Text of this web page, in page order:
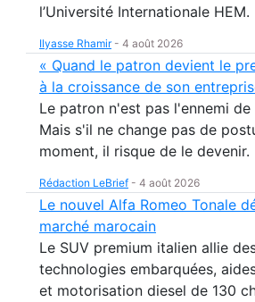
l’Université Internationale HEM.
Ilyasse Rhamir- 4 août 2026
« Quand le patron devient le
à la croissance de son
Le patron n'est pas l'ennemi de
Mais s'il ne change pas de
moment, il risque de le devenir.
Rédaction LeBrief - 4 août 2026
Le nouvel Alfa Romeo Tonale
marché marocain
Le SUV premium italien allie
technologies embarquées,
et motorisation diesel de 130